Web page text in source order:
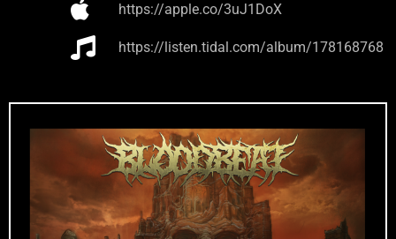
https://apple.co/3uJ1DoX
https://listen.tidal.com/album/178168768